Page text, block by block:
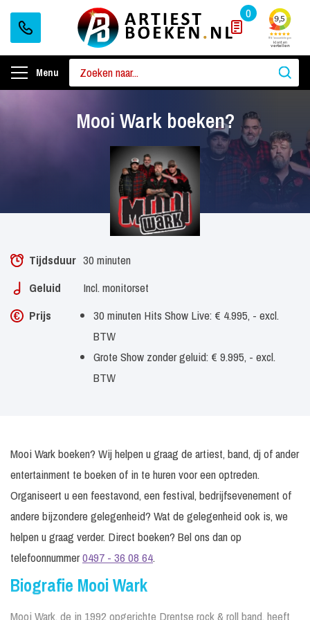
0
Menu
Mooi Wark boeken?
Tijdsduur 30 minuten
Geluid
Incl. monitorset
Prijs
30 minuten Hits Show Live: € 4.995, - excl.
BTW
Grote Show zonder geluid: € 9.995, - excl.
BTW
Mooi Wark boeken? Wij helpen u graag de artiest, band, dj of ander
entertainment te boeken of in te huren voor een optreden.
Organiseert u een feestavond, een festival, bedrijfsevenement of
andere bijzondere gelegenheid? Wat de gelegenheid ook is, we
helpen u graag verder. Direct boeken? Bel ons dan op
telefoonnummer0497 - 36 08 64.
Biografie Mooi Wark
Mooi Wark, de in 1992 opgerichte Drentse rock & roll band, heeft